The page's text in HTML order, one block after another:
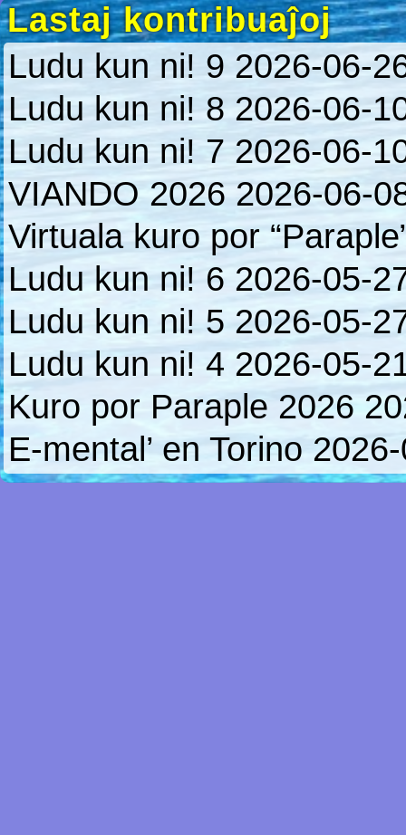
Lastaj kontribuaĵoj
Ludu kun ni! 9 2026-06-
Ludu kun ni! 8 2026-06-
Ludu kun ni! 7 2026-06-
VIANDO 2026 2026-06-
Virtuala kuro por
Ludu kun ni! 6 2026-05-
Ludu kun ni! 5 2026-05-
Ludu kun ni! 4 2026-05-
Kuro por Paraple 2026
E-mental’ en Torino